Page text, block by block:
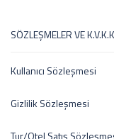
SÖZLEŞMELER VE K.V.K.K
Kullanıcı Sözleşmesi
Gizlilik Sözleşmesi
Tur/Otel Satış